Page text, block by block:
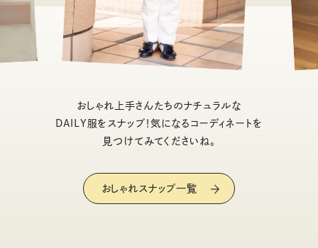
おしゃれ上手さんたちのナチュラルな
DAILY服をスナップ！気になるコーディネートを
見つけてみてくださいね。
おしゃれスナップ一覧